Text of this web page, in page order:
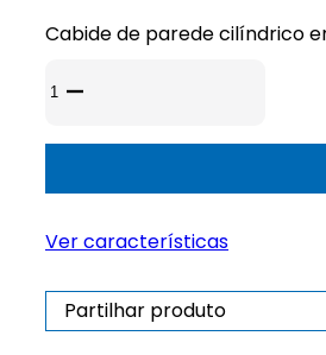
Cabide de parede cilíndrico
de
Parede
Ver características
Partilhar produto